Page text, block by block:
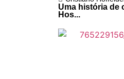
Uma história de
Hos...